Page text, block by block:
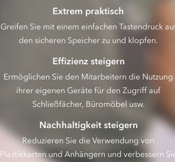
Extrem praktisch
Greifen Sie mit einem einfachen Tastendruck
den sicheren Speicher zu und klopfen.
Effizienz steigern
Ermöglichen Sie den Mitarbeitern die Nutzung
ihrer eigenen Geräte für den Zugriff auf
Schließfächer, Büromöbel usw.
Nachhaltigkeit steigern
Reduzieren Sie die Verwendung von
Plastikkarten und Anhängern und verbessern